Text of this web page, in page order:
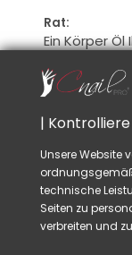
Rat:
EinKörperÖl
VIELLEICHT
|
Unsere Website
technische
Seiten zu
verbreiten und